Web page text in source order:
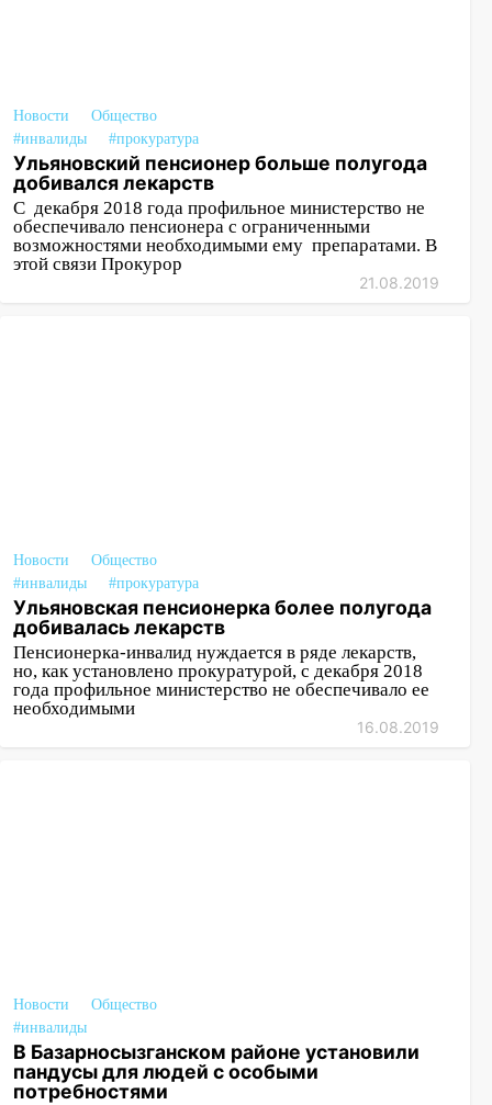
Новости
Общество
#инвалиды
#прокуратура
Ульяновский пенсионер больше полугода
добивался лекарств
С декабря 2018 года профильное министерство не
обеспечивало пенсионера с ограниченными
возможностями необходимыми ему препаратами. В
этой связи Прокурор
21.08.2019
Новости
Общество
#инвалиды
#прокуратура
Ульяновская пенсионерка более полугода
добивалась лекарств
Пенсионерка-инвалид нуждается в ряде лекарств,
но, как установлено прокуратурой, с декабря 2018
года профильное министерство не обеспечивало ее
необходимыми
16.08.2019
Новости
Общество
#инвалиды
В Базарносызганском районе установили
пандусы для людей с особыми
потребностями